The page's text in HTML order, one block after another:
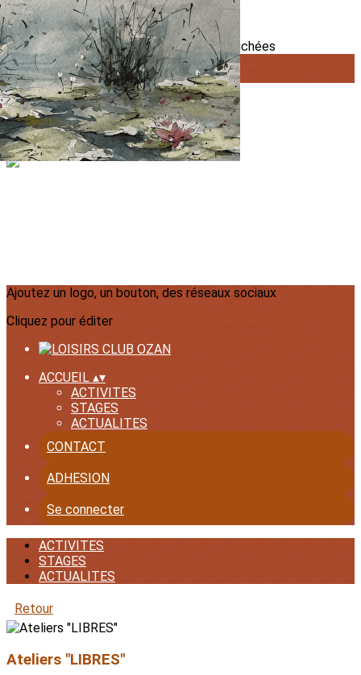
Exporter les lignes sélectionnées
Exporter toutes les colonnes
Exporter uniquement les colonnes affichées
Menu
?>
Images de la page d'accueil
Cliquez pour éditer
Ajoutez un logo, un bouton, des réseaux sociaux
Cliquez pour éditer
ACCUEIL ▴▾
ACTIVITES
STAGES
ACTUALITES
CONTACT
ADHESION
Se connecter
ACTIVITES
STAGES
ACTUALITES
Retour
Ateliers "LIBRES"